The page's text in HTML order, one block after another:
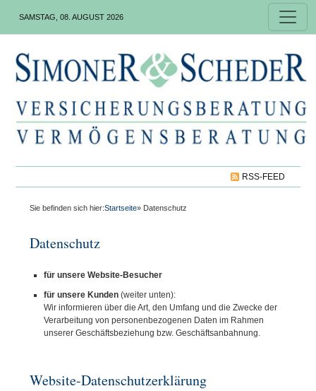
SAMSTAG, 08. AUGUST 2026
RSS-FEED
Sie befinden sich hier:Startseite» Datenschutz
Datenschutz
für unsere Website-Besucher
für unsere Kunden (weiter unten):
Wir informieren über die Art, den Umfang und die Zwecke der
Verarbeitung von personenbezogenen Daten im Rahmen
unserer Geschäftsbeziehung bzw. Geschäftsanbahnung.
Website-Datenschutzerklärung